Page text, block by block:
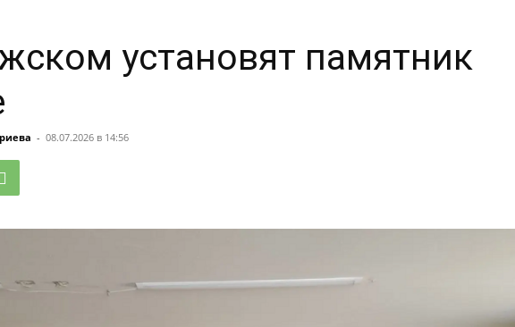
установят памятник
- 08.07.2026 в 14:56